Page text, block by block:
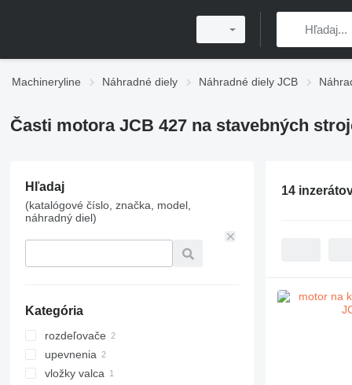
Machineryline Náhradné diely Náhradné diely JCB
Časti motora JCB 427 na stavebných
Hľadaj
(katalógové číslo, značka, model,
náhradný diel)
Kategória
rozdeľovače
upevnenia
vložky valca
14